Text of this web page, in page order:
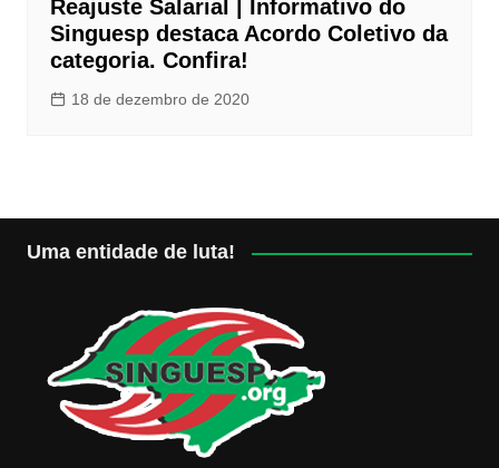
Reajuste Salarial | Informativo do
Singuesp destaca Acordo Coletivo da
categoria. Confira!
18 de dezembro de 2020
Uma entidade de luta!